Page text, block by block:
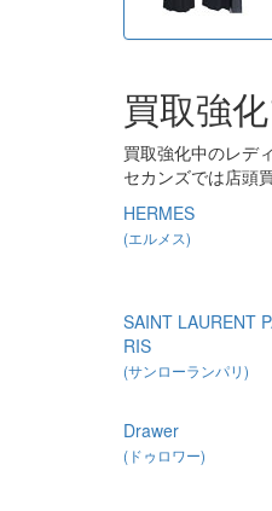
買取強
買取強化中のレデ
セカンズでは店頭
HERMES
(エルメス)
SAINT LAURENT
RIS
(サンローランパリ)
Drawer
(ドゥロワー)